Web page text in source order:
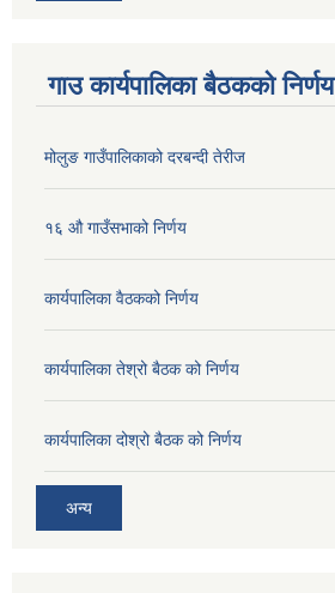
गाउ कार्यपालिका बैठकको निर्णय
मोलुङ गाउँपालिकाको दरबन्दी तेरीज
१६ औ गाउँसभाको निर्णय
कार्यपालिका वैठकको निर्णय
कार्यपालिका तेश्रो बैठक को निर्णय
कार्यपालिका दोश्रो बैठक को निर्णय
अन्य